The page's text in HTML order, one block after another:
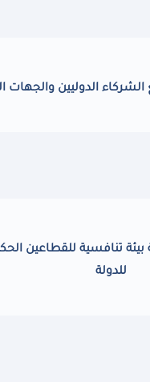
تنافسية للقطاعين
للدولة